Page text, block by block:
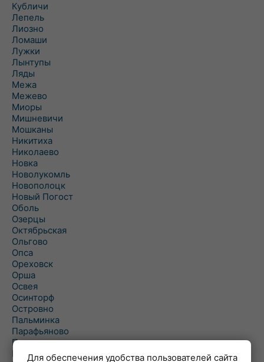
Кубличи
Лепель
Лиозно
Ломаши
Лужки
Лынтупы
Ляды
Межа
Межево
Миоры
Мишневичи
Мошканы
Никитиха
Николаево
Новка
Новолукомль
Новополоцк
Новый Погост
Оболь
Озерцы
Октябрьская
Ольгово
Опса
Ореховск
Орша
Освея
Осинторф
Островно
Пальминка
Парафьяново
Плисса
ПовятьеДля обеспечения удобства пользователей сайта